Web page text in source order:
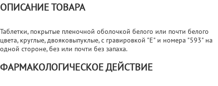
ОПИСАНИЕ ТОВАРА
Таблетки, покрытые пленочной оболочкой белого или почти белого
цвета, круглые, двояковыпуклые, с гравировкой "E" и номера "593" на
одной стороне, без или почти без запаха.
ФАРМАКОЛОГИЧЕСКОЕ ДЕЙСТВИЕ